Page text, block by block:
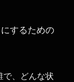
するための
で、どんな状